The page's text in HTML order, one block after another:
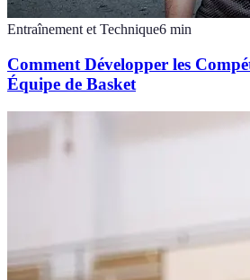
Entraînement et Technique6 min
Comment Développer les
Équipe de Basket